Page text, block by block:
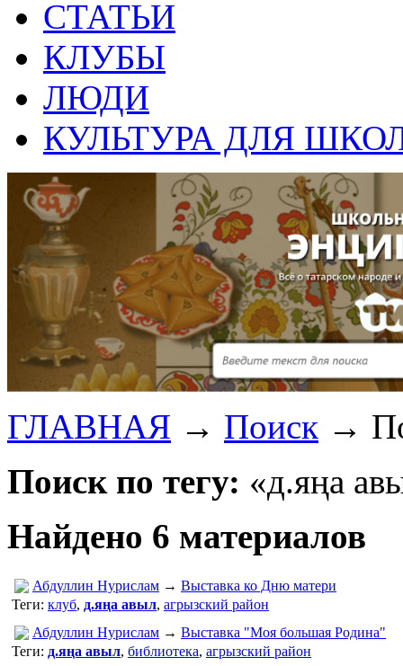
СТАТЬИ
КЛУБЫ
ЛЮДИ
КУЛЬТУРА ДЛЯ
ГЛАВНАЯ → Поиск →
Поиск по тегу: «д.яңа
Найдено 6 материалов
Абдуллин Нурислам → Выставка ко Дню матери
Теги: клуб, д.яңа авыл, агрызский район
Абдуллин Нурислам → Выставка "Моя большая Родина"
Теги: д.яңа авыл, библиотека, агрызский район